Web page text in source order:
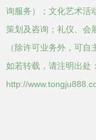
询服务）；文化艺术活
策划及咨询；礼仪、会
（除许可业务外，可
如若转载，请注明出处：
http://